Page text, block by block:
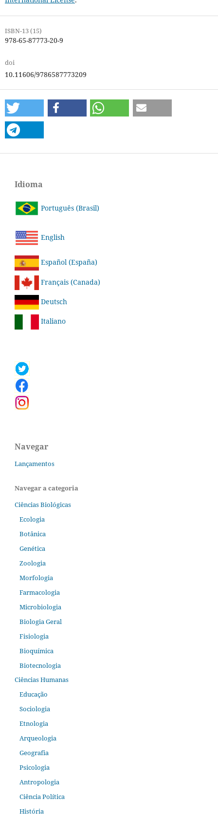
ISBN-13 (15)
978-65-87773-20-9
doi
10.11606/9786587773209
Idioma
Português (Brasil)
English
Español (España)
Français (Canada)
Deutsch
Italiano
Navegar
Lançamentos
Navegar a categoria
Ciências Biológicas
Ecologia
Botânica
Genética
Zoologia
Morfologia
Farmacologia
Microbiologia
Biologia Geral
Fisiologia
Bioquímica
Biotecnologia
Ciências Humanas
Educação
Sociologia
Etnologia
Arqueologia
Geografia
Psicologia
Antropologia
Ciência Política
História